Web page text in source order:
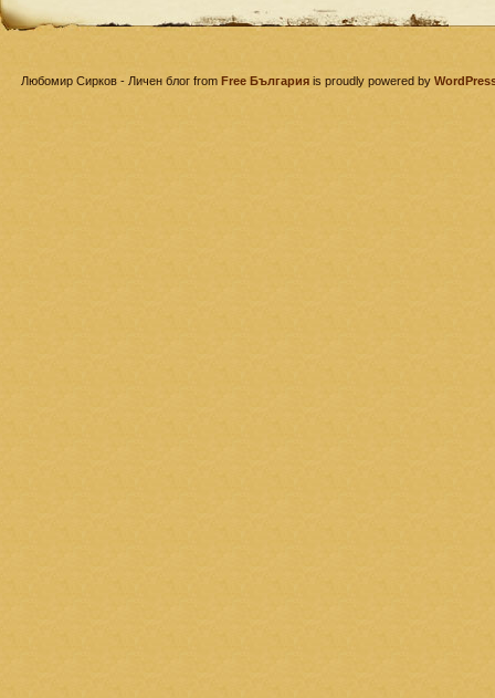
Любомир Сирков - Личен блог from Free България is proudly powered by